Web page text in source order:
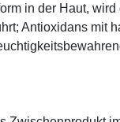
in der Haut,
Antioxidans mit